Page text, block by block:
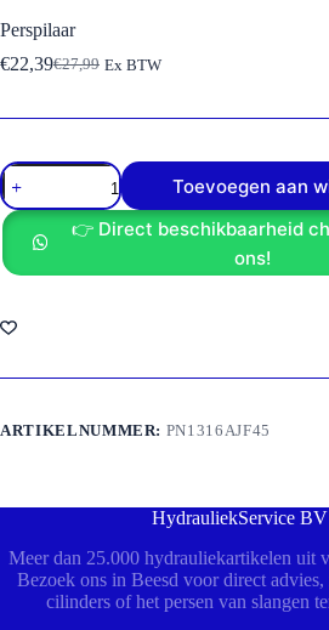
Perspilaar
€27,99
Oorspronkelijke
was:
€22,39Huidige
is:
Ex BTW
Perspilaar
aantal
Toevoegen aan
👉 Direct beschikbaarheid
ons!
ARTIKELNUMMER: PN1316AJF45
HydrauliekService BV
Meer dan 25.000 hydrauliekartikelen uit
Bezoek ons in Beesd voor direct advies,
cilinders of het persen van slangen